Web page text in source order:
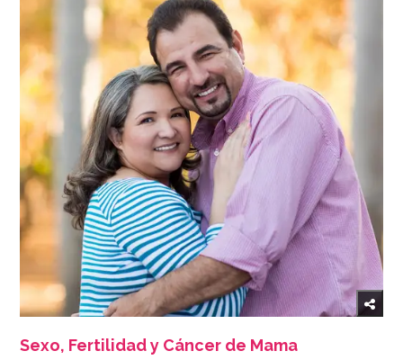
Sexo, Fertilidad y Cáncer de Mama